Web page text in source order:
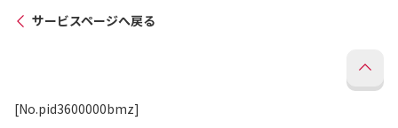
サービスページへ戻る
[No.pid3600000bmz]